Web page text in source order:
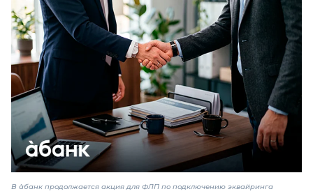
В àбанк продолжается акция для ФЛП по подключению эквайринга